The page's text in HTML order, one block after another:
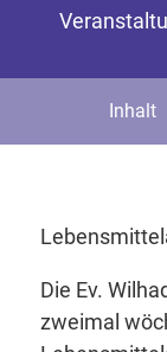
Inhalt
Die Ev.
zweimal